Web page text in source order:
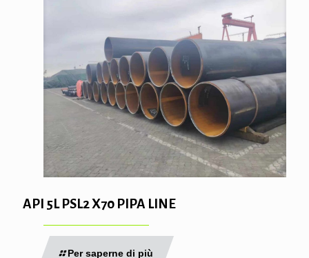
API 5L PSL2 X70 PIPA LINE
Per saperne di più